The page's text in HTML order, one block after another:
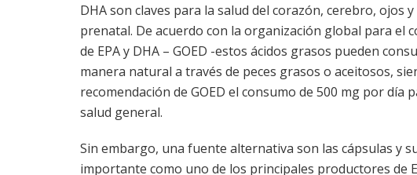
DHA son claves para la salud del corazón, cerebro, ojos y
prenatal. De acuerdo con la organización global para el
de EPA y DHA – GOED -estos ácidos grasos pueden
manera natural a través de peces grasos o aceitosos,
recomendación de GOED el consumo de 500 mg por día
salud general.
Sin embargo, una fuente alternativa son las cápsulas y
importante como uno de los principales productores de